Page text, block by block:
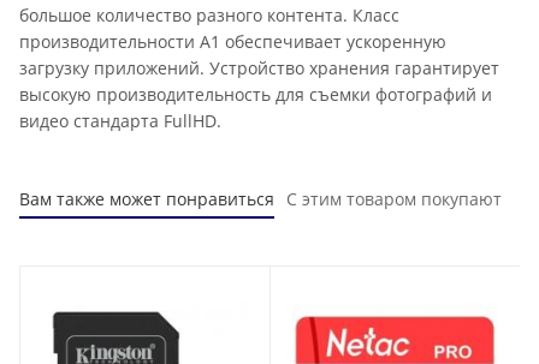
большое количество разного контента. Класс
производительности А1 обеспечивает ускоренную
загрузку приложений. Устройство хранения гарантирует
высокую производительность для съемки фотографий и
видео стандарта FullHD.
Вам также может понравиться С этим товаром покупают